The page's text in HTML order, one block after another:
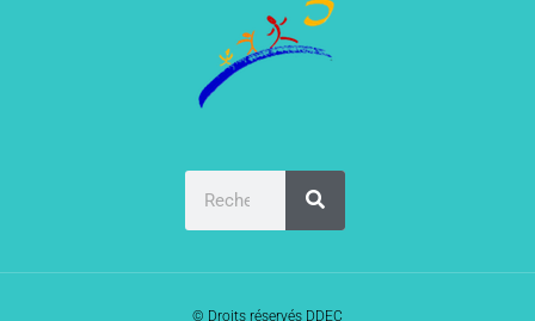
© Droits réservés DDEC